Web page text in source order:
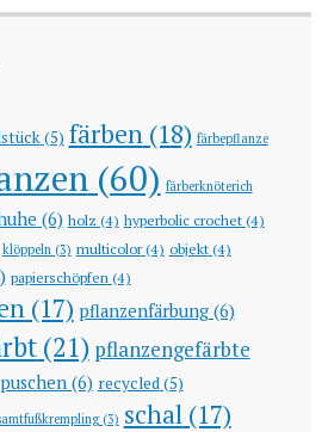
(5) färben(18) färbepflanze
(60) färberknöterich
(6) holz (4) hyperbolic crochet(4)
klöppeln (3) multicolor(4) objekt(4)
papierschöpfen (4)
(17) pflanzenfärbung(6)
(21) pflanzengefärbte
puschen(6) recycled(5)
(3) schal(17)